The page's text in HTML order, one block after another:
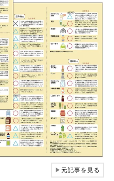
▶元記事を見る